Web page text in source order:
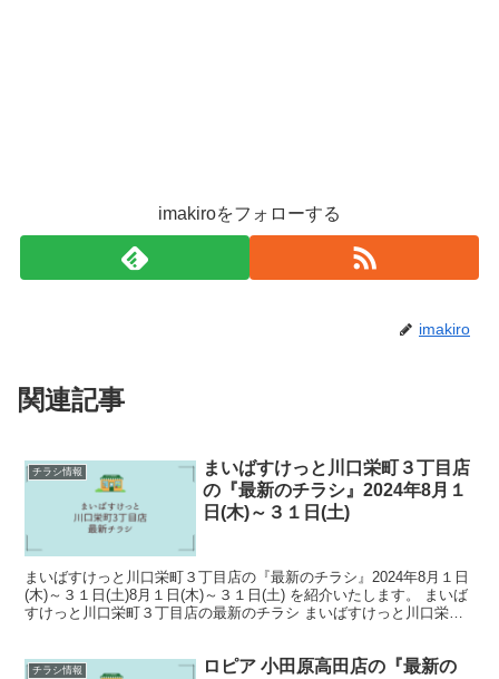
imakiroをフォローする
imakiro
関連記事
チラシ情報
まいばすけっと川口栄町３丁目店
の『最新のチラシ』2024年8月１
日(木)～３１日(土)
まいばすけっと川口栄町３丁目店の『最新のチラシ』2024年8月１日
(木)～３１日(土)8月１日(木)～３１日(土) を紹介いたします。 まいば
すけっと川口栄町３丁目店の最新のチラシ まいばすけっと川口栄町
チラシ情報 ロピア 小田原高田店の『最新の